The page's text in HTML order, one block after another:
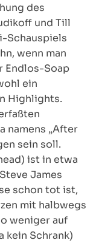
des
und Till
Schauspiels
wenn man
Endlos-Soap
ein
Highlights.
namens „After
sein soll.
ist in etwa
James
schon tot ist,
mit halbwegs
weniger auf
kein Schrank)